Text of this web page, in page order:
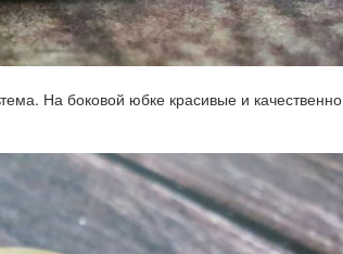
На боковой юбке красивые и качественно